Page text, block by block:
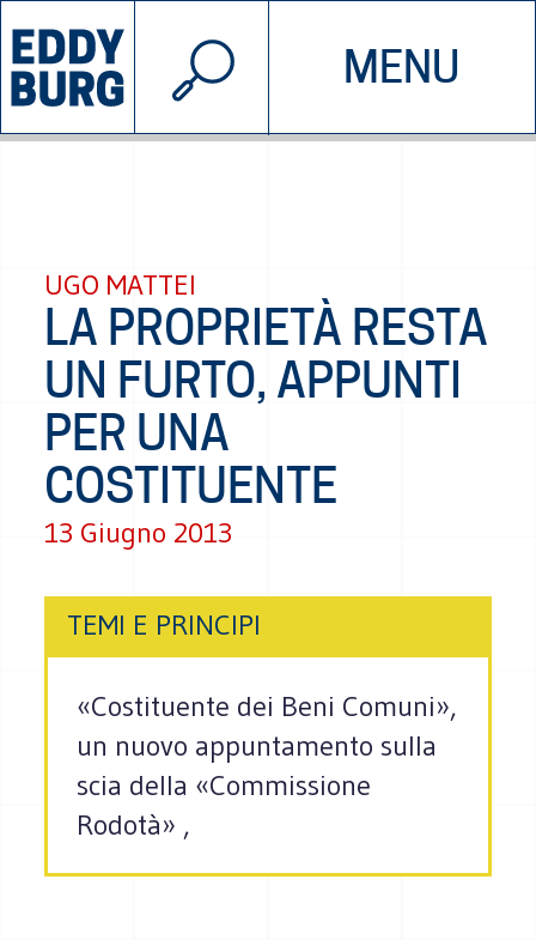
MENU
INIZIATIVE CHI SIAMO
© 2026 EDDYBURG
UGO MATTEI
LA PROPRIETÀ RESTA
UN FURTO, APPUNTI
PER UNA
COSTITUENTE
13 Giugno 2013
TEMI E PRINCIPI
«Costituente dei Beni Comuni»,
un nuovo appuntamento sulla
scia della «Commissione
Rodotà» ,